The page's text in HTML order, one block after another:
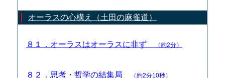
オーラスの心構え（土田の麻雀道）
８１．オーラスはオーラスに非ず （約2分）
８２．思考・哲学の結集局 （約2分10秒）